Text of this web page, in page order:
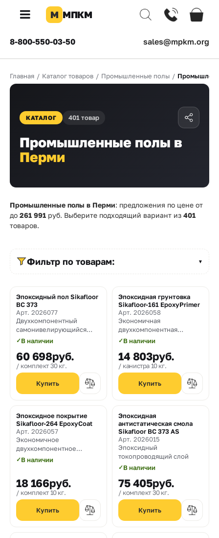
×
КОМПАНИЯ
Доставка
Оплата
Бренды
Прайс-
Калькуляторы
Контакты
8
800
550-
03-
50
sales@mpkm.org
М МПКМ
8-800-550-03-50 sales@mpkm.org
Главная / Каталог товаров / Промышленные полы /
КАТАЛОГ 401 товар
Промышленные полы в
Перми
Промышленные полы в Перми: предложения по цене от
до 261 991 руб. Выберите подходящий вариант из 401
товаров.
Фильтр по товарам: ▼
Эпоксидный пол Sikafloor
BC 373
Арт. 2026077
Двухкомпонентный
самонивелирующийся
цветной эпоксидный
растворителей для
устройства
промышленных
полимерных покрытий
пола
✓В наличии
60 698руб.
комплект 30 кг.
Эпоксидная грунтовка
Sikafloor-161 EpoxyPrimer
Арт. 2026058
Экономичная
двухкомпонентная
эпоксидная грунтовка для
стяжек
✓В наличии
14 803руб.
канистра 10 кг.
Эпоксидное покрытие
Sikafloor-264 EpoxyCoat
Арт. 2026057
Экономичное
двухкомпонентное
эпоксидное покрытие для
✓В наличии
18 166руб.
комплект 10 кг.
Эпоксидная
антистатическая смола
Sikafloor BC 373 AS
Арт. 2026015
Эпоксидный
токопроводящий слой
✓В наличии
75 405руб.
комплект 30 кг.